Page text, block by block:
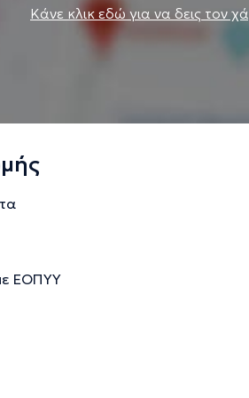
Κάνε κλικ εδώ για να δεις τον
ΕΟΠΥΥ